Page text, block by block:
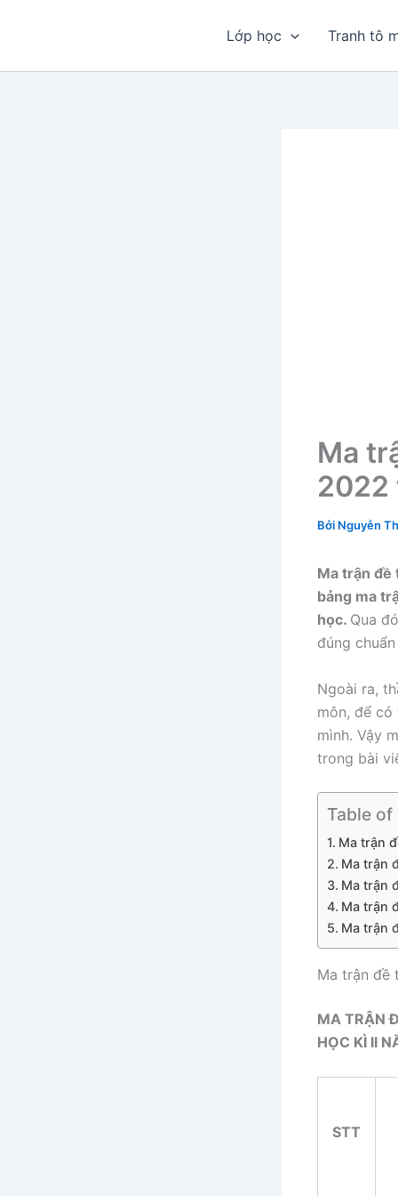
Lớp học Tranh tô
Ma
2022
Bởi Nguyễn
Ma trận đề
bảng ma
học. Qua
đúng
Ngoài ra,
môn, để có
mình. Vậy
trong bài
Table
Ma trận
Ma trận
Ma trận
Ma trận
Ma trận
Ma trận đề
MA TRẬN
HỌC KÌ II
STT